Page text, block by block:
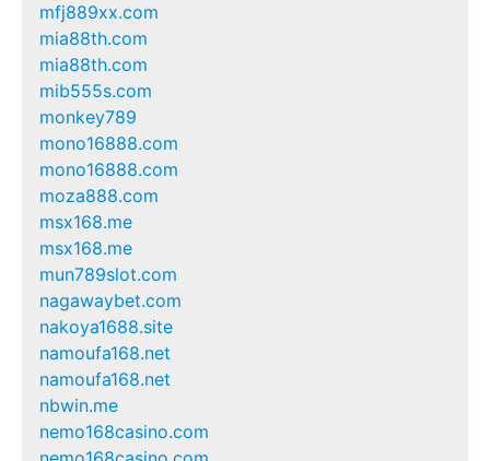
mfj889xx.com
mia88th.com
mia88th.com
mib555s.com
monkey789
mono16888.com
mono16888.com
moza888.com
msx168.me
msx168.me
mun789slot.com
nagawaybet.com
nakoya1688.site
namoufa168.net
namoufa168.net
nbwin.me
nemo168casino.com